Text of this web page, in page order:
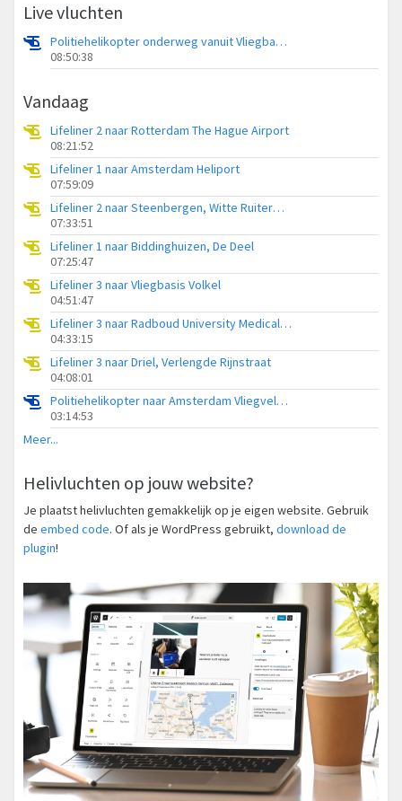
Live vluchten
Politiehelikopter onderweg vanuit Vliegbasis Volkel
08:50:38
Vandaag
Lifeliner 2 naar Rotterdam The Hague Airport
08:21:52
Lifeliner 1 naar Amsterdam Heliport
07:59:09
Lifeliner 2 naar Steenbergen, Witte Ruiterweg
07:33:51
Lifeliner 1 naar Biddinghuizen, De Deel
07:25:47
Lifeliner 3 naar Vliegbasis Volkel
04:51:47
Lifeliner 3 naar Radboud University Medical Center Heliport
04:33:15
Lifeliner 3 naar Driel, Verlengde Rijnstraat
04:08:01
Politiehelikopter naar Amsterdam Vliegveld Schiphol
03:14:53
Meer...
Helivluchten op jouw website?
Je plaatst helivluchten gemakkelijk op je eigen website. Gebruik
de embed code. Of als je WordPress gebruikt, download de
plugin!